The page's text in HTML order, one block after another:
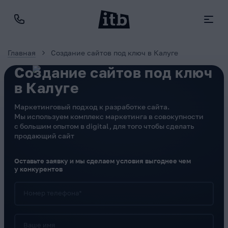
Главная Создание сайтов под ключ в Калуге
Создание сайтов под ключ
в Калуге
Маркетинговый подход к разработке сайта.
Мы используем комплекс маркетинга в совокупности
с большим опытом в digital, для того чтобы сделать
продающий сайт
Оставьте заявку и мы сделаем условия выгоднее чем
у конкурентов